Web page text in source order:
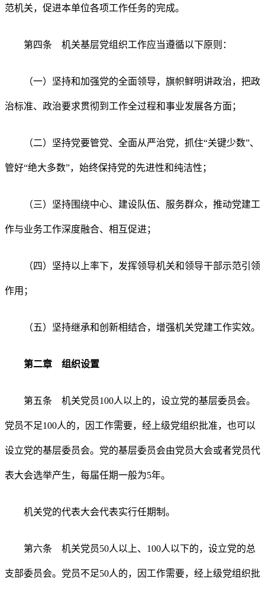
范机关，促进本单位各项工作任务的完成。
第四条 机关基层党组织工作应当遵循以下原则：
（一）坚持和加强党的全面领导，旗帜鲜明讲政治，把政
治标准、政治要求贯彻到工作全过程和事业发展各方面；
（二）坚持党要管党、全面从严治党，抓住“关键少数”、
管好“绝大多数”，始终保持党的先进性和纯洁性；
（三）坚持围绕中心、建设队伍、服务群众，推动党建工
作与业务工作深度融合、相互促进；
（四）坚持以上率下，发挥领导机关和领导干部示范引领
作用；
（五）坚持继承和创新相结合，增强机关党建工作实效。
第二章 组织设置
第五条 机关党员100人以上的，设立党的基层委员会。
党员不足100人的，因工作需要，经上级党组织批准，也可以
设立党的基层委员会。党的基层委员会由党员大会或者党员代
表大会选举产生，每届任期一般为5年。
机关党的代表大会代表实行任期制。
第六条 机关党员50人以上、100人以下的，设立党的总
支部委员会。党员不足50人的，因工作需要，经上级党组织批